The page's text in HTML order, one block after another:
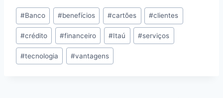
Tags
do
Post:
#Banco #benefícios #cartões #clientes
#crédito #financeiro #Itaú #serviços
#tecnologia #vantagens